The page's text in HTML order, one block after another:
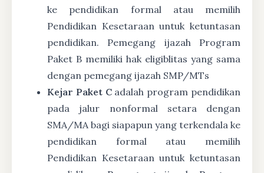
ke pendidikan formal atau memilih
Pendidikan Kesetaraan untuk ketuntasan
pendidikan. Pemegang ijazah Program
Paket B memiliki hak eligiblitas yang sama
dengan pemegang ijazah SMP/MTs
Kejar Paket Cadalah program pendidikan
pada jalur nonformal setara dengan
SMA/MA bagi siapapun yang terkendala ke
pendidikan formal atau memilih
Pendidikan Kesetaraan untuk ketuntasan